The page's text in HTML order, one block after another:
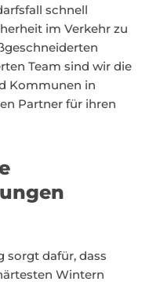
schnell
im Verkehr zu
Team sind wir die
Kommunen in
Partner für ihren
sorgt dafür, dass
Wintern